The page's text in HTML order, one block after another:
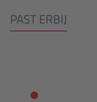
PAST ERBIJ